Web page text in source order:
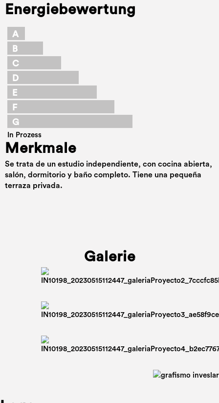
Energiebewertung
A
B
C
D
E
F
G
In Prozess
Merkmale
Se trata de un estudio independiente, con cocina abierta,
salón, dormitorio y baño completo. Tiene una pequeña
terraza privada.
Galerie